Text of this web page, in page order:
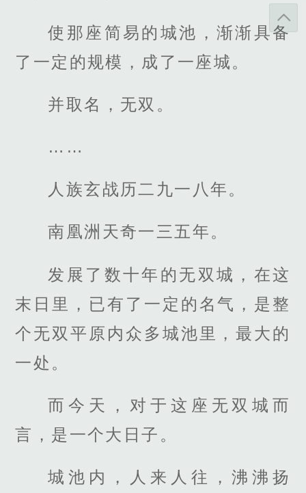
使那座简易的城池，渐渐具备
了一定的规模，成了一座城。
并取名，无双。
……
人族玄战历二九一八年。
南凰洲天奇一三五年。
发展了数十年的无双城，在这
末日里，已有了一定的名气，是整
个无双平原内众多城池里，最大的
一处。
而今天，对于这座无双城而
言，是一个大日子。
城池内，人来人往，沸沸扬